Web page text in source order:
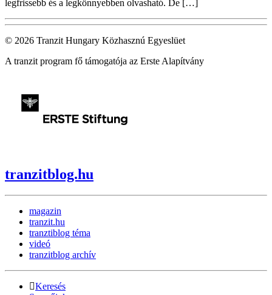
legfrissebb és a legkönnyebben olvasható. De […]
© 2026 Tranzit Hungary Közhasznú Egyeslüet
A tranzit program fő támogatója az Erste Alapítvány
tranzitblog.hu
magazin
tranzit.hu
tranztiblog téma
videó
tranzitblog archív
Keresés